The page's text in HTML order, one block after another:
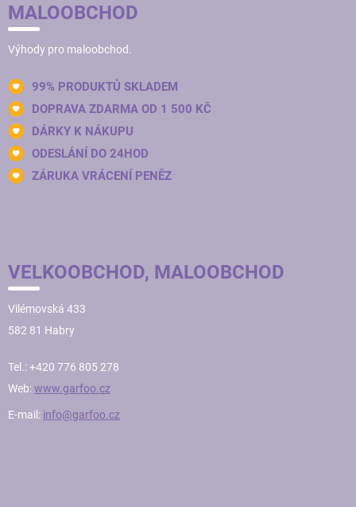
MALOOBCHOD
Výhody pro maloobchod.
99% PRODUKTŮ SKLADEM
DOPRAVA ZDARMA OD 1 500 KČ
DÁRKY K NÁKUPU
ODESLÁNÍ DO 24HOD
ZÁRUKA VRÁCENÍ PENĚZ
VELKOOBCHOD, MALOOBCHOD
Vilémovská 433
582 81 Habry
Tel.: +420 776 805 278
Web:www.garfoo.cz
E-mail: info@garfoo.cz